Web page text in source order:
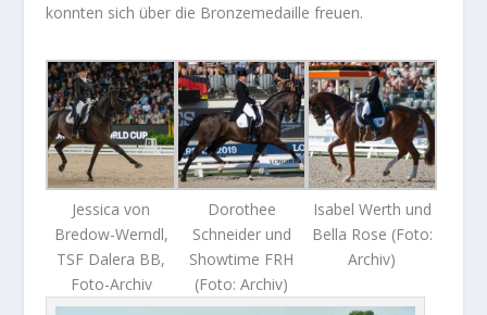
konnten sich über die Bronzemedaille freuen.
Jessica von
Bredow-Werndl,
TSF Dalera BB,
Foto-Archiv
Dorothee
Schneider und
Showtime FRH
(Foto: Archiv)
Isabel Werth und
Bella Rose (Foto:
Archiv)